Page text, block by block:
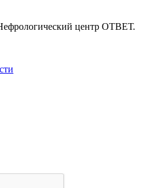
центр ОТВЕТ.